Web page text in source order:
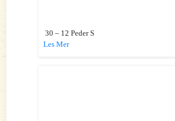
30 – 12 Peder S
Les Mer